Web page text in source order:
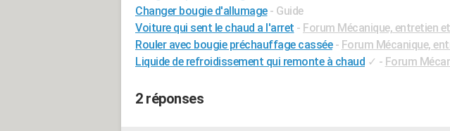
Changer bougie d'allumage - Guide
Voiture qui sent le chaud a l'arret - Forum Mécanique, entretien
Rouler avec bougie préchauffage cassée - Forum Mécanique,
Liquide de refroidissement qui remonte à chaud ✓ - Forum
2 réponses